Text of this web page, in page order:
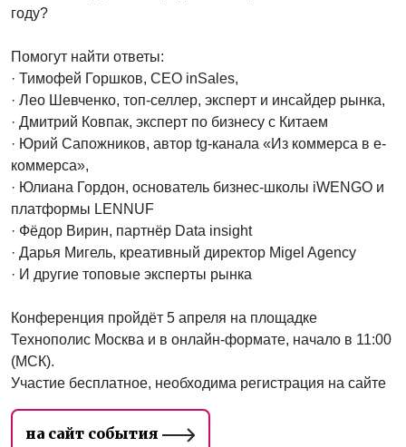
году?
Помогут найти ответы:
· Тимофей Горшков, СEO inSales,
· Лео Шевченко, топ-селлер, эксперт и инсайдер рынка,
· Дмитрий Ковпак, эксперт по бизнесу с Китаем
· Юрий Сапожников, автор tg-канала «Из коммерса в е-
коммерса»,
· Юлиана Гордон, основатель бизнес-школы iWENGO и
платформы LENNUF
· Фёдор Вирин, партнёр Data insight
· Дарья Мигель, креативный директор Migel Agency
· И другие топовые эксперты рынка
Конференция пройдёт 5 апреля на площадке
Технополис Москва и в онлайн-формате, начало в 11:00
(МСК).
Участие бесплатное, необходима регистрация на сайте
на сайт события